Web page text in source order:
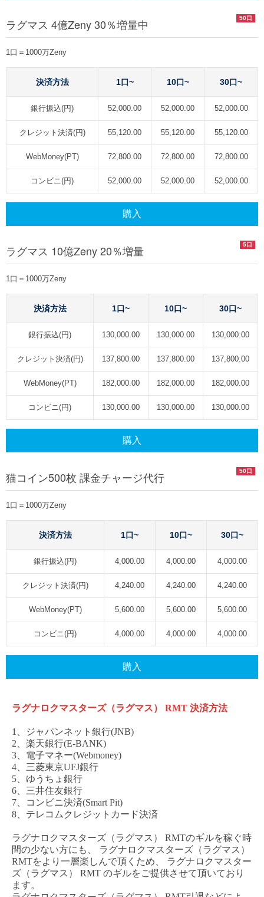
50口
ラグマス 4億Zeny 30％増量中
1口＝1000万Zeny
決済方法 1口~ 10口~ 30口~
銀行振込(円) 52,000.00 52,000.00 52,000.00
クレジット決済(円) 55,120.00 55,120.00 55,120.00
WebMoney(PT) 72,800.00 72,800.00 72,800.00
コンビニ(円) 52,000.00 52,000.00 52,000.00
購入
5口
ラグマス 10億Zeny 20％増量
1口＝1000万Zeny
決済方法 1口~ 10口~ 30口~
銀行振込(円) 130,000.00 130,000.00 130,000.00
クレジット決済(円) 137,800.00 137,800.00 137,800.00
WebMoney(PT) 182,000.00 182,000.00 182,000.00
コンビニ(円) 130,000.00 130,000.00 130,000.00
購入
50口
猫コイン500枚 課金チャージ代行
1口＝1000万Zeny
決済方法 1口~ 10口~ 30口~
銀行振込(円) 4,000.00 4,000.00 4,000.00
クレジット決済(円) 4,240.00 4,240.00 4,240.00
WebMoney(PT) 5,600.00 5,600.00 5,600.00
コンビニ(円) 4,000.00 4,000.00 4,000.00
購入
ラグナロクマスターズ（ラグマス） RMT 決済方法
1、ジャパンネット銀行(JNB)
2、楽天銀行(E-BANK)
3、電子マネー(Webmoney)
4、三菱東京UFJ銀行
5、ゆうちょ銀行
6、三井住友銀行
7、コンビニ決済(Smart Pit)
8、テレコムクレジットカード決済
ラグナロクマスターズ（ラグマス） RMTのギルを稼ぐ時
間の少ない方にも、
ラグナロクマスターズ（ラグマス）
RMTをより一層楽しんで頂くため、
ラグナロクマスター
ズ（ラグマス）
RMT のギルをご提供させて頂いており
ます。